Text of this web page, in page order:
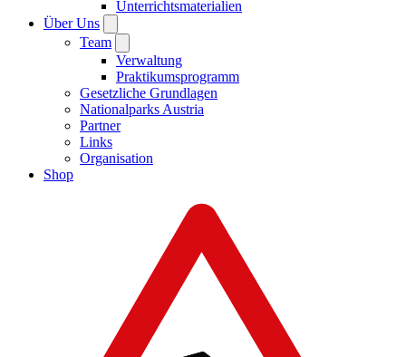
Unterrichtsmaterialien
Über Uns
Team
Verwaltung
Praktikumsprogramm
Gesetzliche Grundlagen
Nationalparks Austria
Partner
Links
Organisation
Shop